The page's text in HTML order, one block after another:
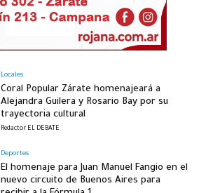
Locales
Coral Popular Zárate homenajeará a
Alejandra Guilera y Rosario Bay por su
trayectoria cultural
Redactor EL DEBATE
Deportes
El homenaje para Juan Manuel Fangio en el
nuevo circuito de Buenos Aires para